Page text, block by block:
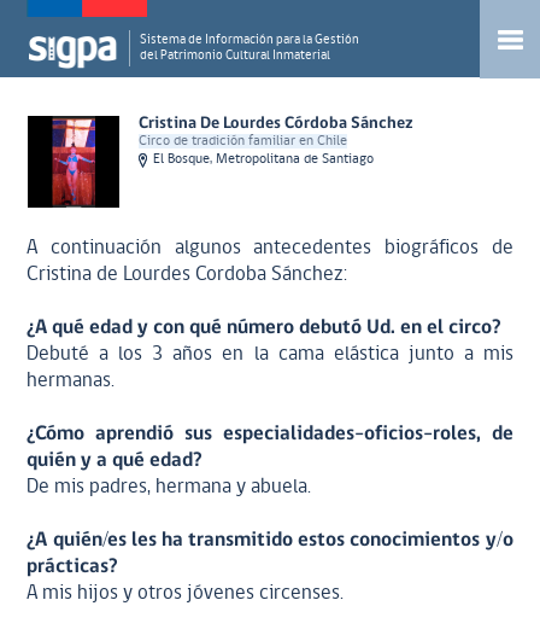
Sistema de Información para la Gestión
del Patrimonio Cultural Inmaterial
Cristina De Lourdes Córdoba Sánchez
Circo de tradición familiar en Chile
El Bosque, Metropolitana de Santiago
A continuación algunos antecedentes biográficos de
Cristina de Lourdes Cordoba Sánchez:
¿A qué edad y con qué número debutó Ud. en el circo?
Debuté a los 3 años en la cama elástica junto a mis
hermanas.
¿Cómo aprendió sus especialidades-oficios-roles, de
quién y a qué edad?
De mis padres, hermana y abuela.
¿A quién/es les ha transmitido estos conocimientos y/o
prácticas?
A mis hijos y otros jóvenes circenses.